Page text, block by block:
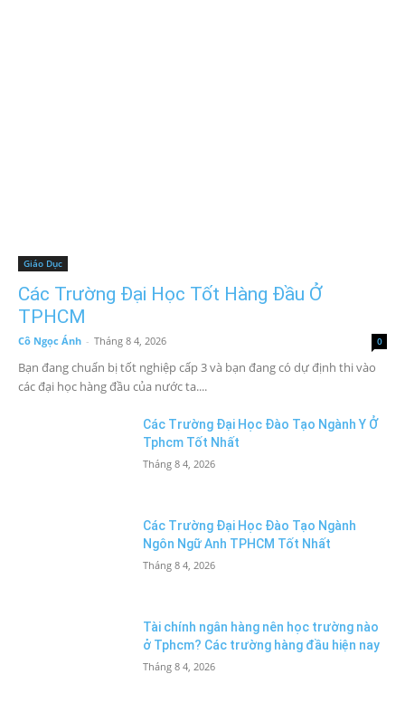
Giáo Dục
Các Trường Đại Học Tốt Hàng Đầu Ở
TPHCM
Cô Ngọc Ánh - Tháng 8 4, 2026 0
Bạn đang chuẩn bị tốt nghiệp cấp 3 và bạn đang có dự định thi vào
các đại học hàng đầu của nước ta....
Các Trường Đại Học Đào Tạo Ngành Y Ở
Tphcm Tốt Nhất
Tháng 8 4, 2026
Các Trường Đại Học Đào Tạo Ngành
Ngôn Ngữ Anh TPHCM Tốt Nhất
Tháng 8 4, 2026
Tài chính ngân hàng nên học trường nào
ở Tphcm? Các trường hàng đầu hiện nay
Tháng 8 4, 2026